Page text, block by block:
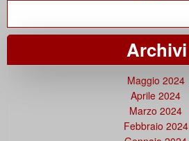
Archivi
Maggio 2024
Aprile 2024
Marzo 2024
Febbraio 2024